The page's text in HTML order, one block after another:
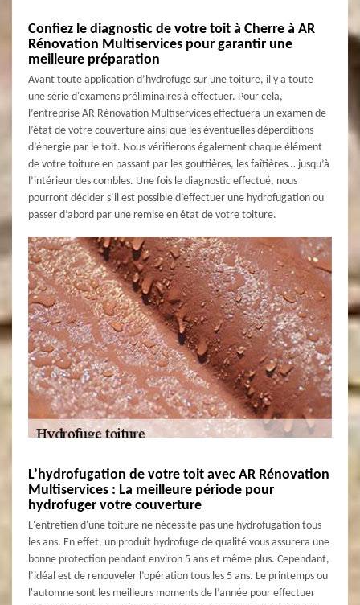
Confiez le diagnostic de votre toit à Cherre à AR
Rénovation Multiservices pour garantir une
meilleure préparation
Avant toute application d’hydrofuge sur une toiture, il y a toute
une série d'examens préliminaires à effectuer. Pour cela,
l’entreprise AR Rénovation Multiservices effectuera un examen de
l’état de votre couverture ainsi que les éventuelles déperditions
d’énergie par le toit. Nous vérifierons également chaque élément
de votre toiture en passant par les gouttières, les faîtières… jusqu’à
l’intérieur des combles. Une fois le diagnostic effectué, nous
pourront décider s’il est possible d’effectuer une hydrofugation ou
passer d’abord par une remise en état de votre toiture.
L’hydrofugation de votre toit avec AR Rénovation
Multiservices : La meilleure période pour
hydrofuger votre couverture
L'entretien d'une toiture ne nécessite pas une hydrofugation tous
les ans. En effet, un produit hydrofuge de qualité vous assurera une
bonne protection pendant environ 5 ans et même plus. Cependant,
l’idéal est de renouveler l’opération tous les 5 ans. Le printemps ou
l'automne sont les meilleurs moments de l’année pour effectuer